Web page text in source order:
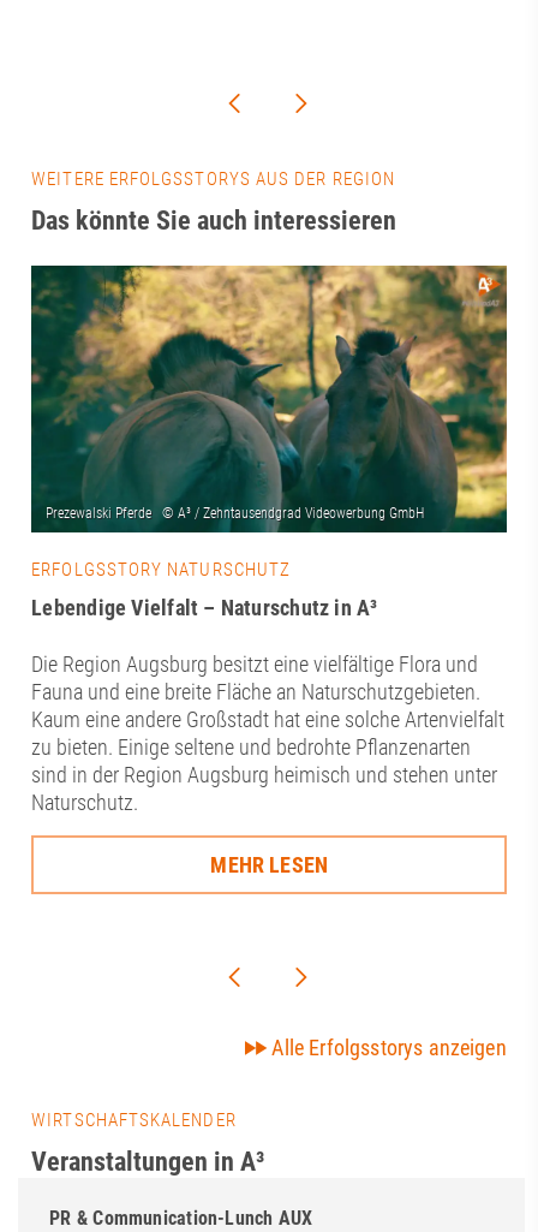
WEITERE ERFOLGSSTORYS AUS DER REGION
Das könnte Sie auch interessieren
ERFOLGSSTORY NATURSCHUTZ
Lebendige Vielfalt – Naturschutz in A³
Die Region Augsburg besitzt eine vielfältige Flora und
Fauna und eine breite Fläche an Naturschutzgebieten.
Kaum eine andere Großstadt hat eine solche Artenvielfalt
zu bieten. Einige seltene und bedrohte Pflanzenarten
sind in der Region Augsburg heimisch und stehen unter
Naturschutz.
MEHR LESEN
Alle Erfolgsstorys anzeigen
WIRTSCHAFTSKALENDER
Veranstaltungen in A³
PR & Communication-Lunch AUX